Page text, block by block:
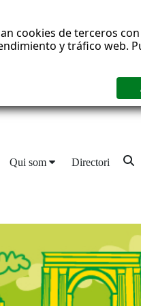
cookies de terceros
y tráfico web.
Qui som Directori